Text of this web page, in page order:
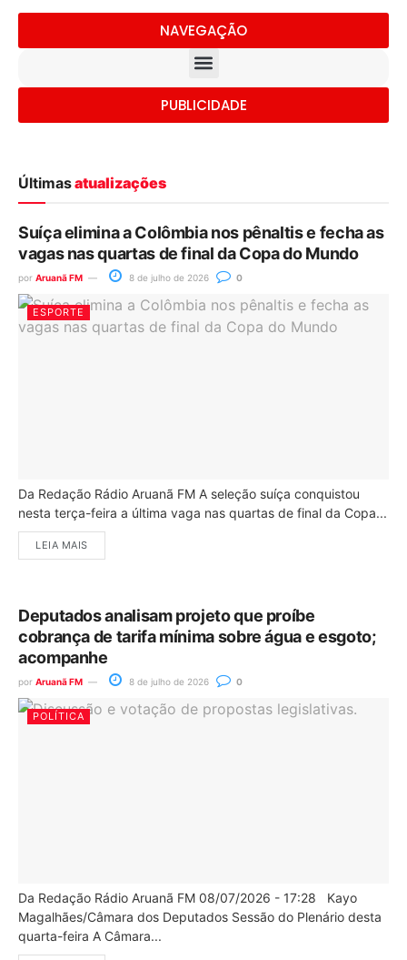
NAVEGAÇÃO
PUBLICIDADE
Últimasatualizações
Suíça elimina a Colômbia nos pênaltis e fecha as
vagas nas quartas de final da Copa do Mundo
por Aruanã FM 8 de julho de 2026 0
ESPORTE
Da Redação Rádio Aruanã FM A seleção suíça conquistou
nesta terça-feira a última vaga nas quartas de final da Copa...
LEIA MAIS
Deputados analisam projeto que proíbe
cobrança de tarifa mínima sobre água e esgoto;
acompanhe
por Aruanã FM 8 de julho de 2026 0
POLÍTICA
Da Redação Rádio Aruanã FM 08/07/2026 - 17:28 Kayo
Magalhães/Câmara dos Deputados Sessão do Plenário desta
quarta-feira A Câmara...